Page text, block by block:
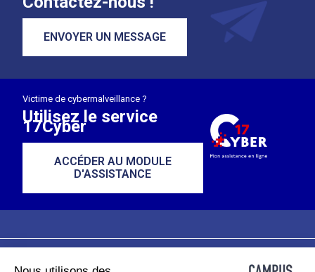
ENVOYER UN MESSAGE
Victime de cybermalveillance ?
Utilisez le service
17Cyber
ACCÉDER AU MODULE
D'ASSISTANCE